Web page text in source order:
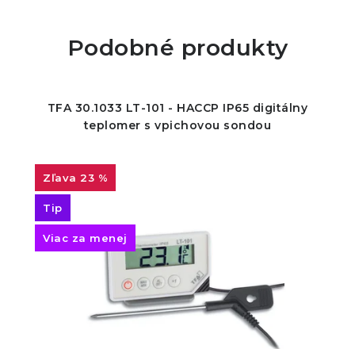
Podobné produkty
TFA 30.1033 LT-101 - HACCP IP65 digitálny
teplomer s vpichovou sondou
23 %
Tip
Viac za menej